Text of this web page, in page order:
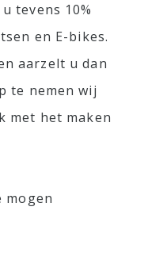
tevens 10%
en E-bikes.
aarzelt u dan
te nemen wij
met het maken
mogen